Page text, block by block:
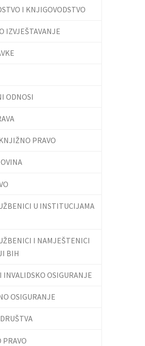
I KNJIGOVODSTVO
IZVJEŠTAVANJE
ODNOSI
PRAVO
U INSTITUCIJAMA
I NAMJEŠTENICI
BIH
INVALIDSKO OSIGURANJE
OSIGURANJE
PRAVO